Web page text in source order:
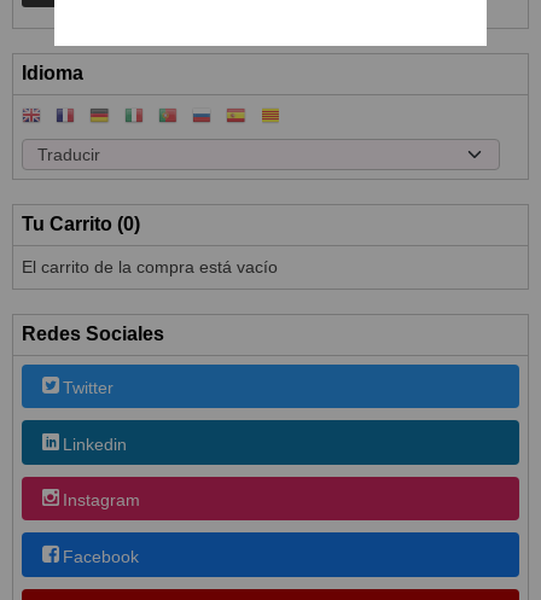
Idioma
Tu Carrito (0)
El carrito de la compra está vacío
Redes Sociales
Twitter
Linkedin
Instagram
Facebook